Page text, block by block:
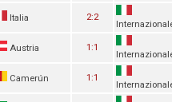
Italia 2:2
Austria 1:1
Camerún 1:1